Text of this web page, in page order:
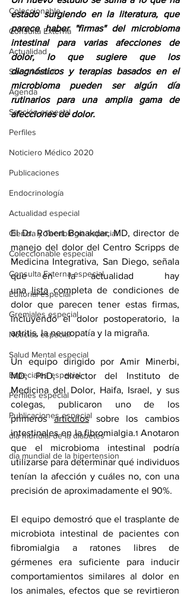
Coleccionable
Consulta Externa
Actualidad
Salud Mental
Agenda
Sección especial
Perfiles
Noticiero Médico 2020
Publicaciones
Endocrinología
Actualidad especial
Ciencia y Tecnología especial
Coleccionable especial
Consulta Externa especial
Editorial especial
Gremiales especial
Noticias especial
Salud Mental especial
Especiales especial
Perfiles especial
Publicaciones especial
dia mundial de la diabetes
dia mundial de la hipertension
estado surgiendo en la literatura, que
parece haber "firmas" del microbioma
intestinal para varias afecciones de
dolor, lo que sugiere que los
diagnósticos y terapias basados en el
microbioma pueden ser algún día
rutinarios para una amplia gama de
afecciones de dolor.
El Dr. Robert Bonakdar, MD, director de
manejo del dolor del Centro Scripps de
Medicina Integrativa, San Diego, señala
que en la actualidad  hay
una lista completa de condiciones de
dolor que parecen tener estas firmas,
incluyendo el dolor postoperatorio, la
artritis, la neuropatía y la migraña.
Un equipo dirigido por Amir Minerbi,
MD, PhD, director del Instituto de
Medicina del Dolor, Haifa, Israel, y sus
colegas, publicaron uno de los
primeros artículos sobre los cambios
intestinales en la fibromialgia.1 Anotaron
que el microbioma intestinal podría
utilizarse para determinar qué individuos
tenían la afección y cuáles no, con una
precisión de aproximadamente el 90%.
El equipo demostró que el trasplante de
microbiota intestinal de pacientes con
fibromialgia a ratones libres de
gérmenes era suficiente para inducir
comportamientos similares al dolor en
los animales, efectos que se revirtieron